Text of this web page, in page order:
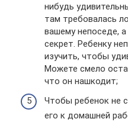
нибудь
там требовалась
вашему непоседе,
секрет. Ребенку
изучить, чтобы
Можете смело
что он нашкодит;
Чтобы ребенок не
его к домашней